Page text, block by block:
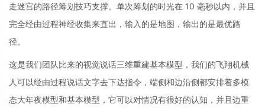
走迷宫的路径筹划技巧支撑。单次筹划的时光在 10 毫秒以内，并且
完全经由过程神经收集来直出，输入的是地图，输出的是最优路
径。
这是我们团队比来的视觉说话三维重建基本模型，我们的飞翔机械
人可以经由过程说话文字去下达指令，端侧和边沿侧都安排着多模
态大年夜模型和基本模型，它可以对情况有很好的认知，并且边重